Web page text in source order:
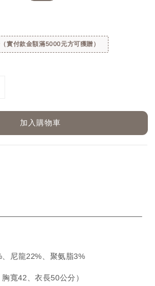
實付款金額滿5000元方可獲贈）
加入購物車
尼龍22%、聚氨脂3%
寬42、衣長50公分）